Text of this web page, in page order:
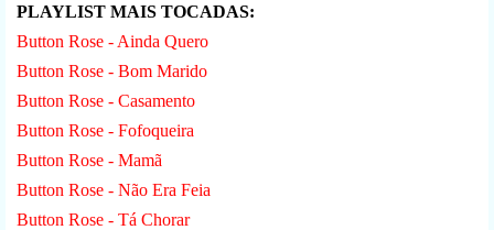
PLAYLIST MAIS TOCADAS:
Button Rose - Ainda Quero
Button Rose - Bom Marido
Button Rose - Casamento
Button Rose - Fofoqueira
Button Rose - Mamã
Button Rose - Não Era Feia
Button Rose - Tá Chorar